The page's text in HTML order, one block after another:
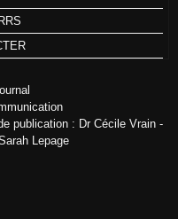
publication : Dr Cécile Vrain -
Lepage